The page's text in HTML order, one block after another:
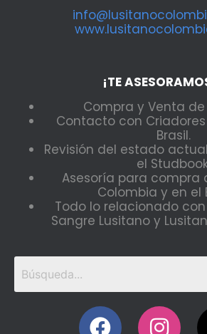
¡TE
Compra y Venta
Contacto con
Brasil.
Revisión del estado
el
Asesoría para compra
Colombia y en el
Todo lo relacionado
Sangre Lusitano y